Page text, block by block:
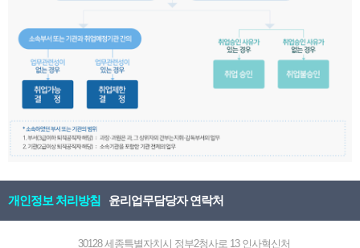
개인정보 처리방침 윤리업무담당자 연락처
30128 세종특별자치시 정부2청사로 13 인사혁신처